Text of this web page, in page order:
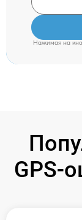
Нажимая на
GPS-